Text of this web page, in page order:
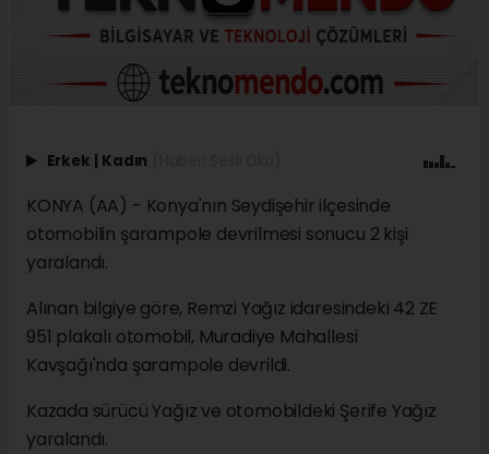
Erkek Kadın
KONYA (AA) - Konya'nın Seydişehir ilçesinde
otomobilin şarampole devrilmesi sonucu 2 kişi
yaralandı.
Alınan bilgiye göre, Remzi Yağız idaresindeki 42 ZE
951 plakalı otomobil, Muradiye Mahallesi
Kavşağı'nda şarampole devrildi.
Kazada sürücü Yağız ve otomobildeki Şerife Yağız
yaralandı.